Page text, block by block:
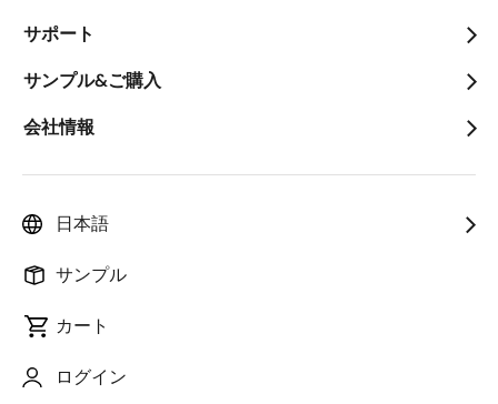
サポート
サンプル&ご購入
会社情報
日本語
サンプル
カート
ログイン
ページセクションへ移動：
概要
概
要
説明
ルネサスは、相互監視用のMPUとMCU、電源IC、デル